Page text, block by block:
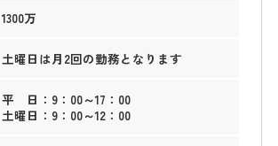
1300万
土曜日は月2回の勤務となります
平 日：9：00～17：00
土曜日：9：00～12：00